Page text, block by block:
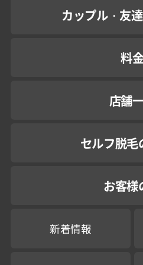
カップル・友
料
店舗
セルフ脱毛
お客様
新着情報